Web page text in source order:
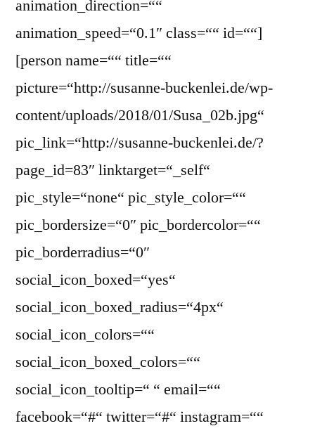
animation_direction=““
animation_speed=“0.1″ class=““ id=““]
[person name=““ title=““
picture=“http://susanne-buckenlei.de/wp-
content/uploads/2018/01/Susa_02b.jpg“
pic_link=“http://susanne-buckenlei.de/?
page_id=83″ linktarget=“_self“
pic_style=“none“ pic_style_color=““
pic_bordersize=“0″ pic_bordercolor=““
pic_borderradius=“0″
social_icon_boxed=“yes“
social_icon_boxed_radius=“4px“
social_icon_colors=““
social_icon_boxed_colors=““
social_icon_tooltip=“ “ email=““
facebook=“#“ twitter=“#“ instagram=““